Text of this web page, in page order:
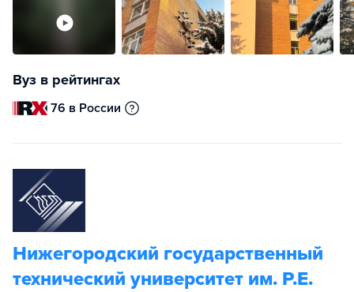
Вуз в рейтингах
76 в России
Нижегородский государственный
технический университет им. Р.Е.